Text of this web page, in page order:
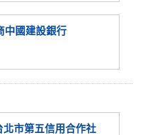
中國建設銀行
北市第五信用合作社